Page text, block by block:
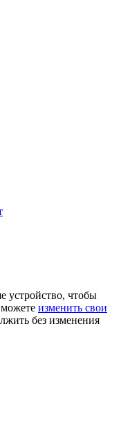
устройство, чтобы
изменить свои
без изменения